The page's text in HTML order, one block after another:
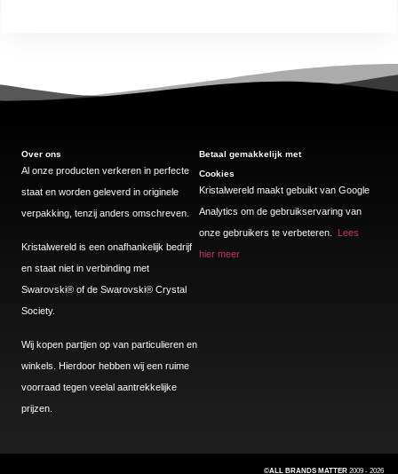
Over ons
Al onze producten verkeren in perfecte
staat en worden geleverd in originele
verpakking, tenzij anders omschreven.
Kristalwereld is een onafhankelijk bedrijf
en staat niet in verbinding met
Swarovski®️ of de Swarovski®️ Crystal
Society.
Wij kopen partijen op van particulieren en
winkels. Hierdoor hebben wij een ruime
voorraad tegen veelal aantrekkelijke
prijzen.
Betaal gemakkelijk met
Cookies
Kristalwereld maakt gebuikt van Google
Analytics om de gebruikservaring van
onze gebruikers te verbeteren. Lees
hier meer
©ALL BRANDS MATTER2009 - 2026